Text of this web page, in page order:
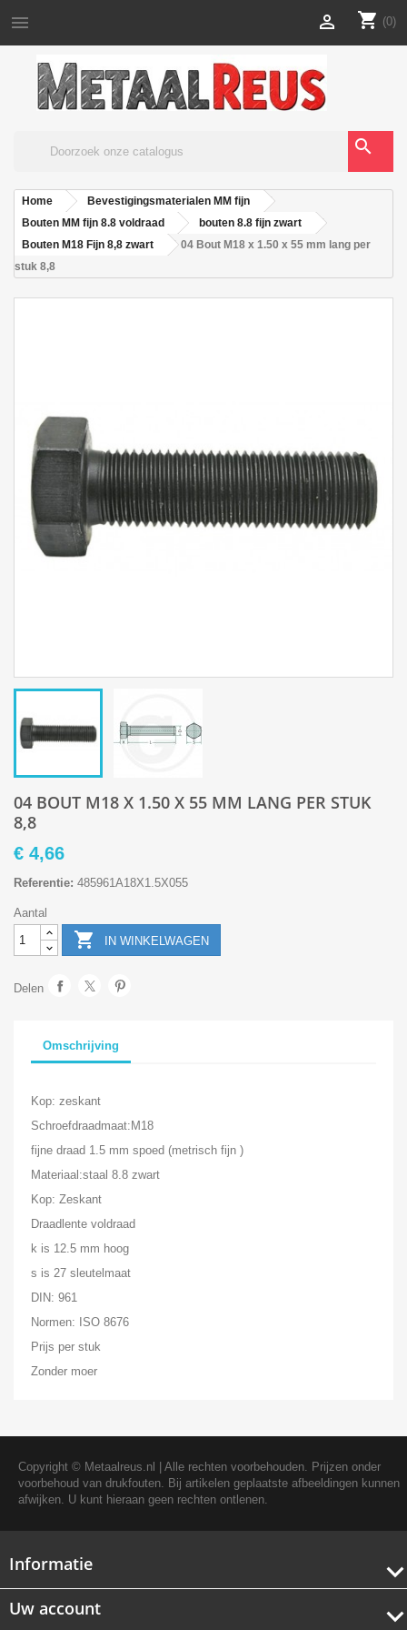
 shopping_cart (0)

search
Home
Bevestigingsmaterialen MM fijn
Bouten MM fijn 8.8 voldraad
bouten 8.8 fijn zwart
Bouten M18 Fijn 8,8 zwart
04 Bout M18 x 1.50 x 55 mm lang per
stuk 8,8
04 BOUT M18 X 1.50 X 55 MM LANG PER STUK
8,8
€ 4,66
Referentie: 485961A18X1.5X055
Aantal
 IN WINKELWAGEN
Delen
Omschrijving
Kop: zeskant
Schroefdraadmaat:M18
fijne draad 1.5 mm spoed (metrisch fijn )
Materiaal:staal 8.8 zwart
Kop: Zeskant
Draadlente voldraad
k is 12.5 mm hoog
s is 27 sleutelmaat
DIN: 961
Normen: ISO 8676
Prijs per stuk
Zonder moer
Copyright © Metaalreus.nl
| Alle rechten voorbehouden. Prijzen onder
voorbehoud van drukfouten. Bij artikelen geplaatste afbeeldingen kunnen
afwijken. U kunt hieraan geen rechten ontlenen.
Informatie
Uw account